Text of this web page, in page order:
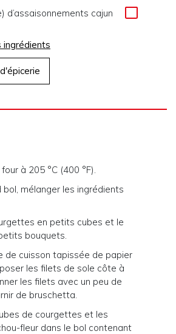
d’assaisonnements cajun
ingrédients
à 205 °C (400 °F).
bol, mélanger les ingrédients
en petits cubes et le
bouquets.
de cuisson tapissée de papier
les filets de sole côte à
les filets avec un peu de
de bruschetta.
de courgettes et les
fleur dans le bol contenant